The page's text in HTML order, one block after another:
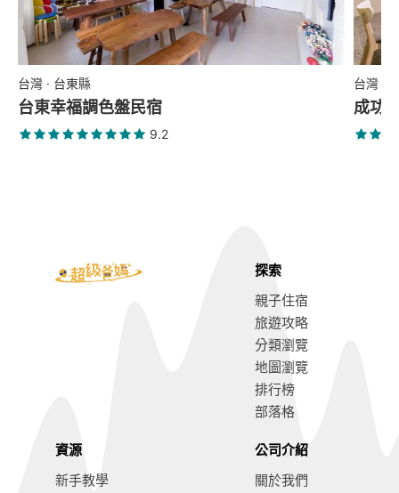
台灣 · 台東縣
台東幸福調色盤民宿
9.2
台灣 ·
成功
探索
親子住宿
旅遊攻略
分類瀏覽
地圖瀏覽
排行榜
部落格
資源
新手教學
公司介紹
關於我們